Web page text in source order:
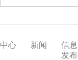
中心 新闻
信息
发布